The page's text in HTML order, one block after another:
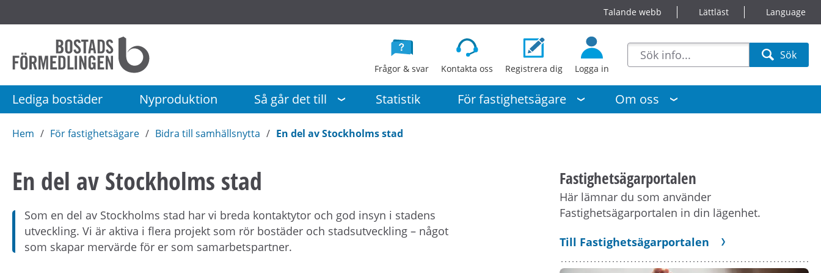
å
n
n
Talande webb Lättläst Language
Startsida
Bostadsförmedlingen
Stockholm
AB
Frågor & svar Kontakta oss Registrera dig Logga in
sökförslag Sök
Sök
Lediga bostäder Nyproduktion Så går det till Statistik För fastighetsägare Om oss
Hem För fastighetsägare Bidra till samhällsnytta En del av Stockholms stad
En del av Stockholms stad
Som en del av Stockholms stad har vi breda kontaktytor och god insyn i stadens
utveckling. Vi är aktiva i flera projekt som rör bostäder och stadsutveckling – något
som skapar mervärde för er som samarbetspartner.
Fastighetsägarportalen
Här lämnar du som använder
Fastighetsägarportalen in din lägenhet.
Till Fastighetsägarportalen